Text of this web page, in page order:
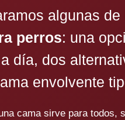
algunas de
perros: una
día, dos
envolvente
cama sirve para todos,